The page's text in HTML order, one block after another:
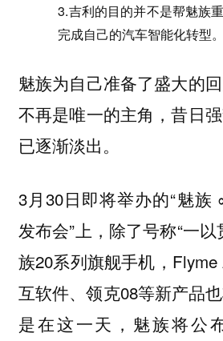
3.吉利的目的并不是帮魅族
完成自己的汽车智能化转型。
魅族为自己准备了盛大的
不再是唯一的主角，昔日
已逐渐淡出。
3月30日即将举办的“魅族
发布会”上，除了号称“一
族20系列旗舰手机，
互软件、领克08等新产品
是在这一天，魅族将公